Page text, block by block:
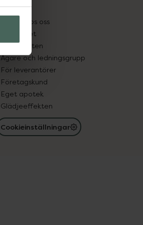
Pressrum
Jobba hos oss
Hållbarhet
Samarbeten
Ägare och ledningsgrupp
För leverantörer
Företagskund
Eget apotek
Glädjeeffekten
Cookieinställningar